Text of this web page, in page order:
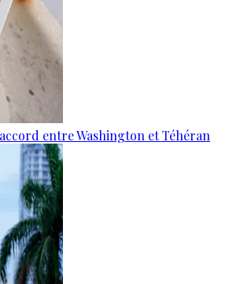
entre Washington et Téhéran